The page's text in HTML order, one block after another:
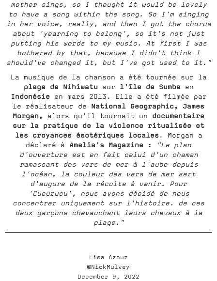
mother sings, so I thought it would be lovely
to have a song within the song. So I'm singing
in her voice, really, and then I got the chorus
about 'yearning to belong', so it's not just
putting his words to my music. At first I was
bothered by that, because I didn't think I
should've changed it, but I've got used to it."
La musique de la chanson a été tournée sur la
plage de Nihiwatusur l'île de Sumbaen
Indonésieen mars 2013. Elle a été filmée par
le réalisateur de National Geographic, James
Morgan,
alors qu'il tournait un documentaire
sur la pratique de la violence ritualisée et
les croyances ésotériques locales. Morgan a
déclaré à Amelia's Magazine :
"Le plan
d'ouverture est en fait celui d'un chaman
ramassant des vers de mer à l'aube depuis
l'océan, la couleur des vers de mer sert
d'augure de la récolte à venir. Pour
'Cucurucu', nous avons décidé de nous
concentrer uniquement sur l'histoire. de ces
deux garçons chevauchant leurs chevaux à la
plage."
Lisa Azouz
©NickMulvey
December 9, 2022